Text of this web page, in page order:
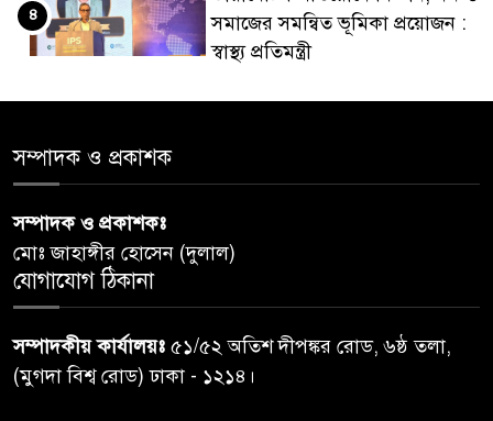
সমাজের সমন্বিত ভূমিকা প্রয়োজন :
স্বাস্থ্য প্রতিমন্ত্রী
৪
তদন্ত শেষ পর্যায়ে, দ্রুত চার্জশিট
৬
ঝড়বৃষ্টির পূর্বাভাস
৭
সম্পাদক ও প্রকাশক
সম্পাদক ও প্রকাশকঃ
মোঃ জাহাঙ্গীর হোসেন (দুলাল)
যোগাযোগ ঠিকানা
সম্পাদকীয় কার্যালয়ঃ ৫১/৫২ অতিশ দীপঙ্কর রোড, ৬ষ্ঠ তলা,
(মুগদা বিশ্ব রোড) ঢাকা - ১২১৪।